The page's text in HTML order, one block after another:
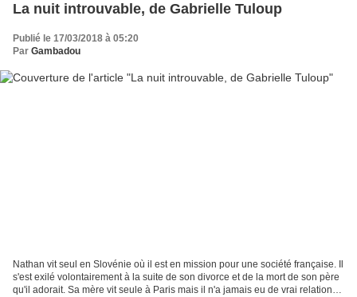
La nuit introuvable, de Gabrielle Tuloup
Publié le 17/03/2018 à 05:20
Par Gambadou
Nathan vit seul en Slovénie où il est en mission pour une société française. Il
s'est exilé volontairement à la suite de son divorce et de la mort de son père
qu'il adorait. Sa mère vit seule à Paris mais il n'a jamais eu de vrai relation